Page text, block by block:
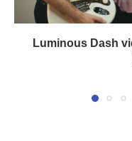
Luminous Dash